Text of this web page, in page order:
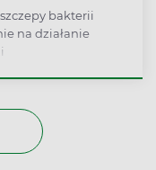
bakterii
na działanie